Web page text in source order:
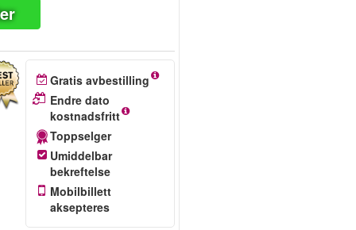
Gratis avbestilling
Endre dato
kostnadsfritt
Toppselger
Umiddelbar
bekreftelse
Mobilbillett
aksepteres